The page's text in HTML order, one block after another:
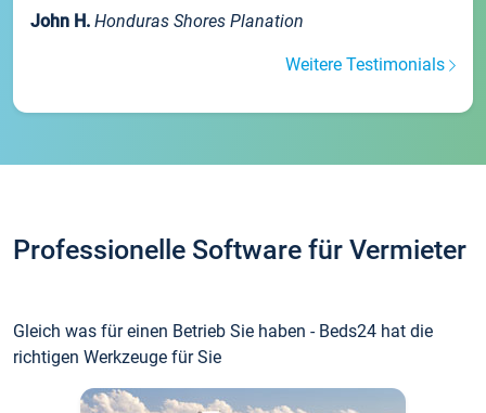
John H. Honduras Shores Planation
Weitere Testimonials
Professionelle Software für Vermieter
Gleich was für einen Betrieb Sie haben - Beds24 hat die
richtigen Werkzeuge für Sie